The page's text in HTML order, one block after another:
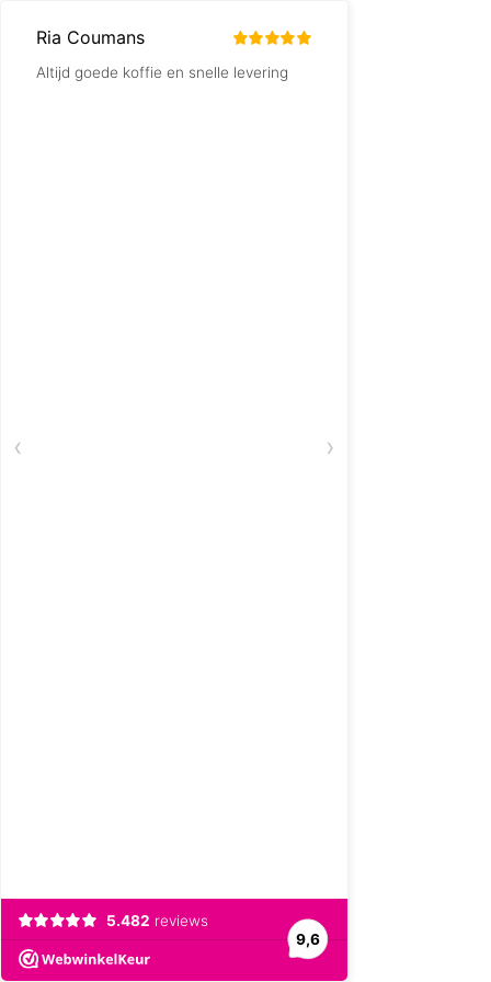
Ria Coumans
Altijd goede koffie en snelle levering
‹ ›
5.482 reviews
9,6